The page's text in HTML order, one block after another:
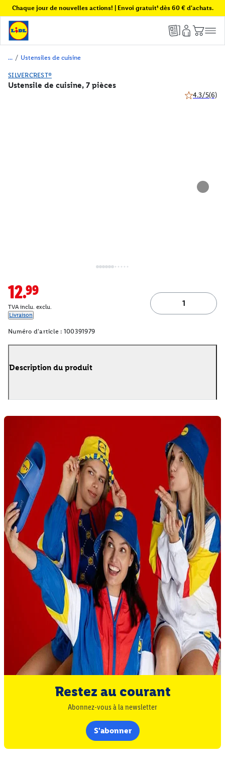
Chaque jour de nouvelles actions! | Envoi gratuit¹ dès 60 € d'achats.
/ Ustensiles de cuisine
SILVERCREST®
Ustensile de cuisine, 7 pièces
4.3/5(6)
12.99
TVA inclu. exclu.
Livraison
Numéro d'article : 100391979
Description du produit
Restez au courant
Abonnez-vous à la newsletter
S'abonner